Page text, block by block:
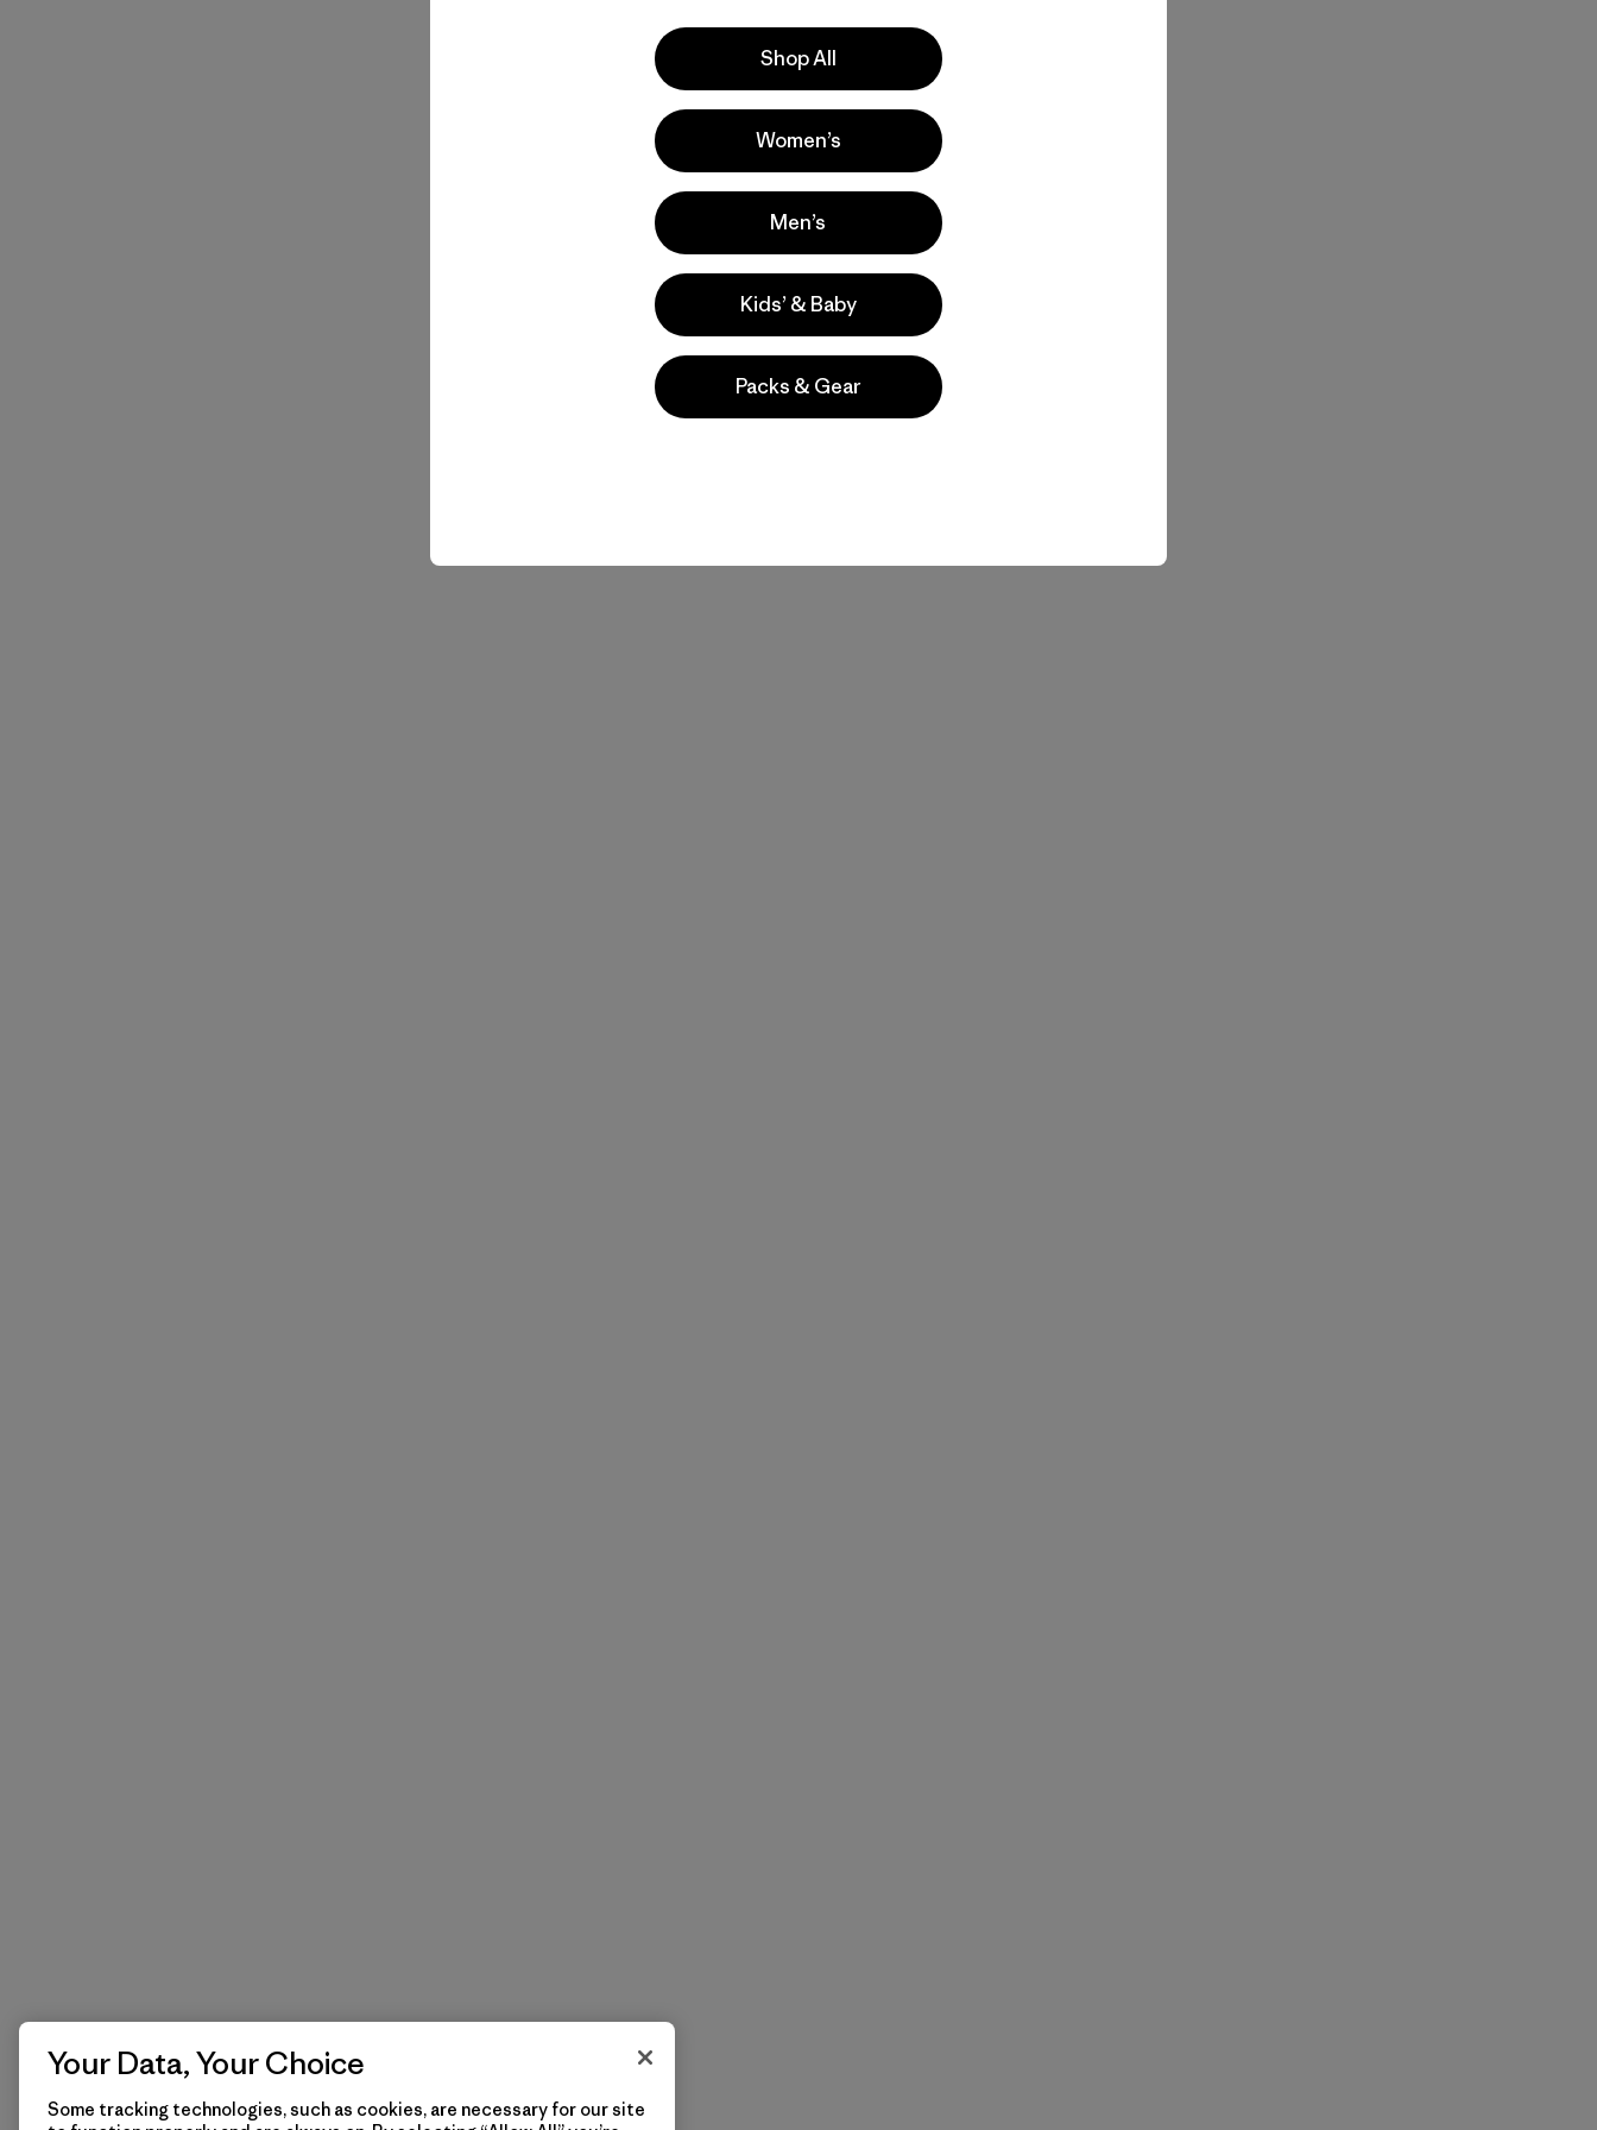
Shop All
Women’s
Men’s
Kids’ & Baby
Packs & Gear
Your Data, Your Choice
Some tracking technologies, such as cookies, are necessary for our site